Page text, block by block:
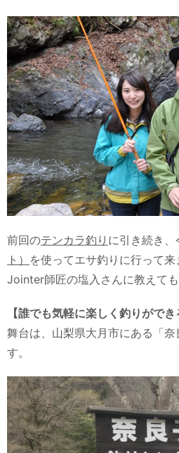
前回のテンカラ釣り に引き続き、
ト） を使ってエサ釣りに行って来
Jointer師匠の塩入さんに教えても
【誰でも気軽に楽しく釣りができ
舞台は、山梨県大月市にある「
す。